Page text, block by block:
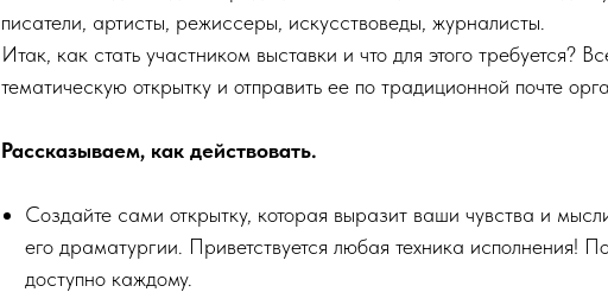
писатели, артисты, режиссеры, искусствоведы, журналисты.
Итак, как стать участником выставки и что для этого требуется?
тематическую открытку и отправить ее по традиционной почте
Рассказываем, как действовать.
Создайте сами открытку, которая выразит ваши чувства и
его драматургии. Приветствуется любая техника исполнения!
доступно каждому.